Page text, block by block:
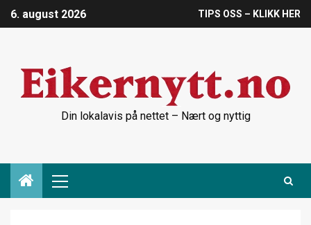
6. august 2026 TIPS OSS – KLIKK HER
Din lokalavis på nettet – Nært og nyttig